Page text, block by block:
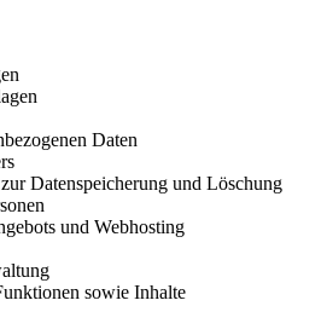
Daten
Datenspeicherung und Löschung
und Webhosting
sowie Inhalte